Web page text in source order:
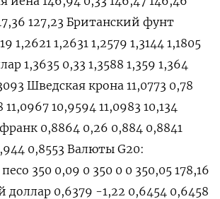
127,23 Британский фунт
1,2621 1,2631 1,2579 1,3144 1,1805
1,3635 0,33 1,3588 1,359 1,364
Шведская крона 11,0773 0,78
10,9594 11,0983 10,134
0,8864 0,26 0,884 0,8841
0,8553 Валюты G20:
350 0,09 0 350 0 0 350,05 178,16
доллар 0,6379 -1,22 0,6454 0,6458